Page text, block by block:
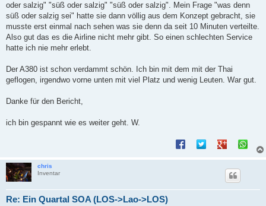
oder salzig" "süß oder salzig" "süß oder salzig". Mein Frage "was denn
süß oder salzig sei" hatte sie dann völlig aus dem Konzept gebracht, sie
musste erst einmal nach sehen was sie denn da seit 10 Minuten verteilte.
Also gut das es die Airline nicht mehr gibt. So einen schlechten Service
hatte ich nie mehr erlebt.
Der A380 ist schon verdammt schön. Ich bin mit dem mit der Thai
geflogen, irgendwo vorne unten mit viel Platz und wenig Leuten. War gut.
Danke für den Bericht,
ich bin gespannt wie es weiter geht. W.
chris
Inventar
Re: Ein Quartal SOA (LOS->Lao->LOS)